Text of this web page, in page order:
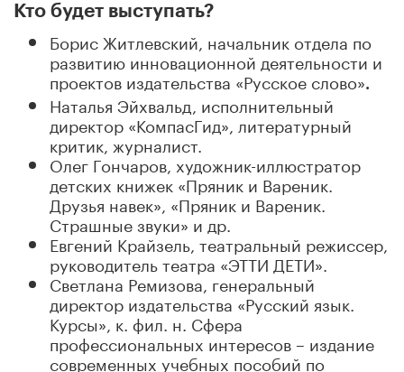
Кто будет выступать?
Борис Житлевский, начальник отдела по
развитию инновационной деятельности и
проектов издательства «Русское слово».
Наталья Эйхвальд, исполнительный
директор «КомпасГид», литературный
критик, журналист.
Олег Гончаров, художник-иллюстратор
детских книжек «Пряник и Вареник.
Друзья навек», «Пряник и Вареник.
Страшные звуки» и др.
Евгений Крайзель, театральный режиссер,
руководитель театра «ЭТТИ ДЕТИ».
Светлана Ремизова, генеральный
директор издательства «Русский язык.
Курсы», к. фил. н. Сфера
профессиональных интересов – издание
современных учебных пособий по